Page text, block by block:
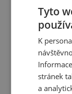
strojírenství
Technické
přenos
provedení:
materiál:
barva: černá
Tyto
K
stránek
a